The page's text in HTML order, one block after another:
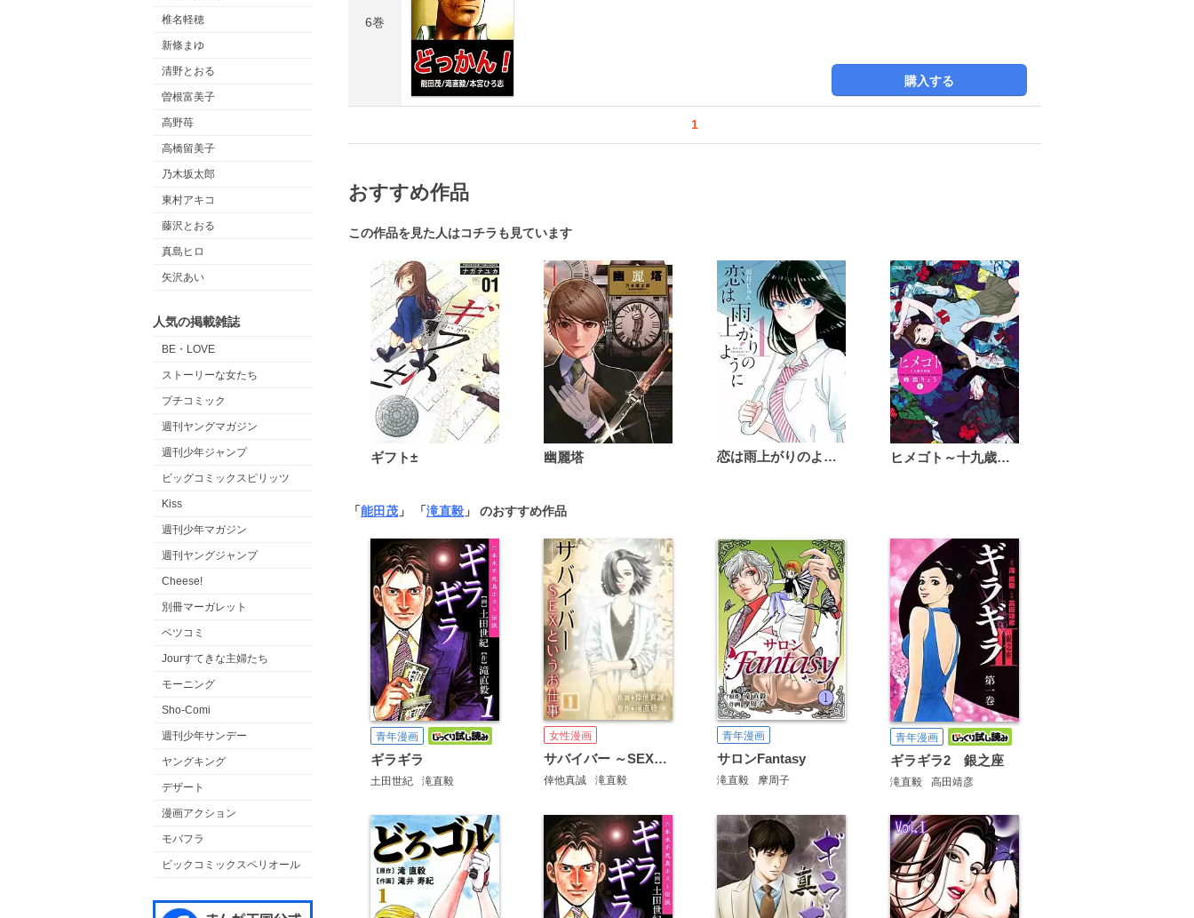
椎名軽穂
新條まゆ
清野とおる
曽根富美子
高野苺
高橋留美子
乃木坂太郎
東村アキコ
藤沢とおる
真島ヒロ
矢沢あい
人気の掲載雑誌
BE・LOVE
ストーリーな女たち
プチコミック
週刊ヤングマガジン
週刊少年ジャンプ
ビッグコミックスピリッツ
Kiss
週刊少年マガジン
週刊ヤングジャンプ
Cheese!
別冊マーガレット
ベツコミ
Jourすてきな主婦たち
モーニング
Sho-Comi
週刊少年サンデー
ヤングキング
デザート
漫画アクション
モバフラ
ビックコミックスペリオール
6巻
購入する
1
おすすめ作品
この作品を見た人はコチラも見ています
ギフト± 幽麗塔 恋は雨上がりのように ヒメゴト～十九歳の制服～
「能田茂 」 「滝直毅 」 のおすすめ作品
青年漫画
ギラギラ
土田世紀 滝直毅
女性漫画
サバイバー ～SEXというお仕事～
倖他真誠 滝直毅
青年漫画
サロンFantasy
滝直毅 摩周子
青年漫画
ギラギラ2 銀之座
滝直毅 高田靖彦